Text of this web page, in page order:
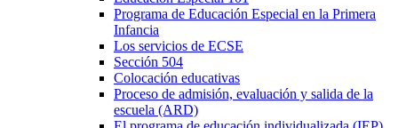
Programa de Educación Especial en la Primera
Infancia
Los servicios de ECSE
Sección 504
Colocación educativas
Proceso de admisión, evaluación y salida de la
escuela (ARD)